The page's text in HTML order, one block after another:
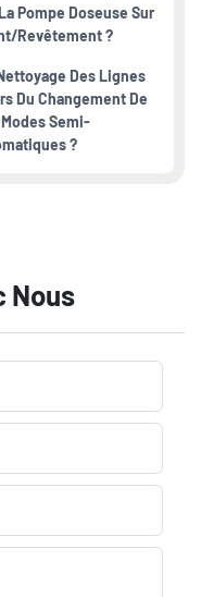
Pompe Doseuse Sur
revêtement ?
Des Lignes
Du Changement De
Semi-
?
Nous